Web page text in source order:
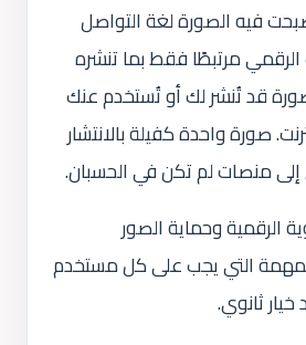
فيه الصورة لغة التواصل
مرتبطًا فقط بما تنشره
قد تُنشر لك أو تُستخدم عنك
صورة واحدة كفيلة بالانتشار
منصات لم تكن في الحسبان.
الرقمية وحماية الصور
التي يجب على كل مستخدم
خيار ثانوي.